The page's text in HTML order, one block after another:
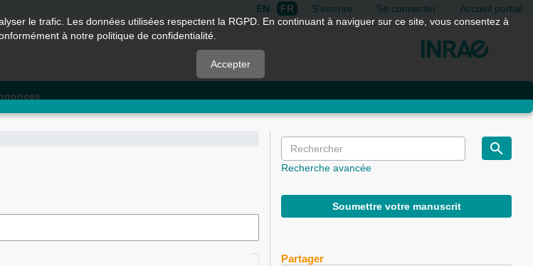
EN FR S'inscrire Se connecter Accueil portail
Recherche avancée
Soumettre votre manuscrit
Partager
le trafic. Les données utilisées respectent la RGPD. En continuant à naviguer sur ce site, vous consentez à
à notre politique de confidentialité.
Accepter